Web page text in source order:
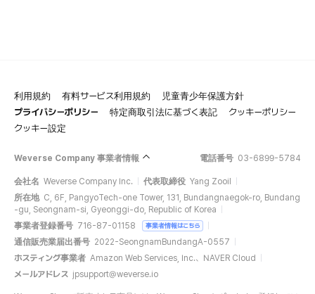
利用規約 有料サービス利用規約
児童青少年保護方針
プライバシーポリシー
特定商取引法に基づく表記
クッキーポリシー
クッキー設定
Weverse Company 事業者情報 電話番号 03-6899-5784
会社名 Weverse Company Inc. 代表取締役 Yang Zooil
所在地 C, 6F, PangyoTech-one Tower, 131, Bundangnaegok-ro, Bundang
-gu, Seongnam-si, Gyeonggi-do, Republic of Korea
事業者登録番号 716-87-01158 事業者情報はこちら
通信販売業届出番号 2022-SeongnamBundangA-0557
ホスティング事業者 Amazon Web Services, Inc.、NAVER Cloud
メールアドレス jpsupport@weverse.io